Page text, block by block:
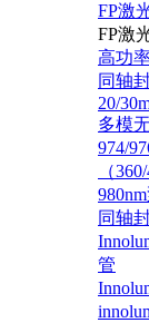
FP激
FP激
高功
同轴
20/
多模
974/
（
同轴
管